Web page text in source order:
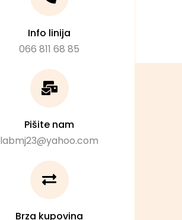
Info linija
066 811 68 85
Pišite nam
labmj23@yahoo.com
Brza kupovina